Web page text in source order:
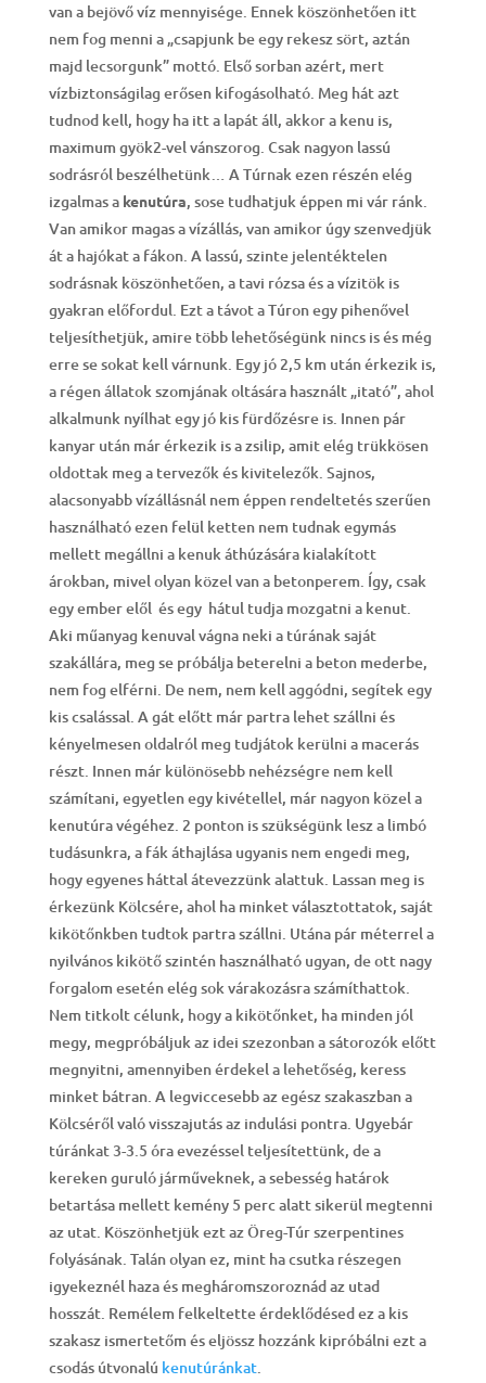
van a bejövő víz mennyisége. Ennek köszönhetően itt
nem fog menni a „csapjunk be egy rekesz sört, aztán
majd lecsorgunk” mottó. Első sorban azért, mert
vízbiztonságilag erősen kifogásolható. Meg hát azt
tudnod kell, hogy ha itt a lapát áll, akkor a kenu is,
maximum gyök2-vel vánszorog. Csak nagyon lassú
sodrásról beszélhetünk… A Túrnak ezen részén elég
izgalmas a kenutúra, sose tudhatjuk éppen mi vár ránk.
Van amikor magas a vízállás, van amikor úgy szenvedjük
át a hajókat a fákon. A lassú, szinte jelentéktelen
sodrásnak köszönhetően, a tavi rózsa és a vízitök is
gyakran előfordul. Ezt a távot a Túron egy pihenővel
teljesíthetjük, amire több lehetőségünk nincs is és még
erre se sokat kell várnunk. Egy jó 2,5 km után érkezik is,
a régen állatok szomjának oltására használt „itató”, ahol
alkalmunk nyílhat egy jó kis fürdőzésre is. Innen pár
kanyar után már érkezik is a zsilip, amit elég trükkösen
oldottak meg a tervezők és kivitelezők. Sajnos,
alacsonyabb vízállásnál nem éppen rendeltetés szerűen
használható ezen felül ketten nem tudnak egymás
mellett megállni a kenuk áthúzására kialakított
árokban, mivel olyan közel van a betonperem. Így, csak
egy ember elől és egy hátul tudja mozgatni a kenut.
Aki műanyag kenuval vágna neki a túrának saját
szakállára, meg se próbálja beterelni a beton mederbe,
nem fog elférni. De nem, nem kell aggódni, segítek egy
kis csalással. A gát előtt már partra lehet szállni és
kényelmesen oldalról meg tudjátok kerülni a macerás
részt. Innen már különösebb nehézségre nem kell
számítani, egyetlen egy kivétellel, már nagyon közel a
kenutúra végéhez. 2 ponton is szükségünk lesz a limbó
tudásunkra, a fák áthajlása ugyanis nem engedi meg,
hogy egyenes háttal átevezzünk alattuk. Lassan meg is
érkezünk Kölcsére, ahol ha minket választottatok, saját
kikötőnkben tudtok partra szállni. Utána pár méterrel a
nyilvános kikötő szintén használható ugyan, de ott nagy
forgalom esetén elég sok várakozásra számíthattok.
Nem titkolt célunk, hogy a kikötőnket, ha minden jól
megy, megpróbáljuk az idei szezonban a sátorozók előtt
megnyitni, amennyiben érdekel a lehetőség, keress
minket bátran. A legviccesebb az egész szakaszban a
Kölcséről való visszajutás az indulási pontra. Ugyebár
túránkat 3-3.5 óra evezéssel teljesítettünk, de a
kereken guruló járműveknek, a sebesség határok
betartása mellett kemény 5 perc alatt sikerül megtenni
az utat. Köszönhetjük ezt az Öreg-Túr szerpentines
folyásának. Talán olyan ez, mint ha csutka részegen
igyekeznél haza és megháromszoroznád az utad
hosszát. Remélem felkeltette érdeklődésed ez a kis
szakasz ismertetőm és eljössz hozzánk kipróbálni ezt a
csodás útvonalú kenutúránkat.